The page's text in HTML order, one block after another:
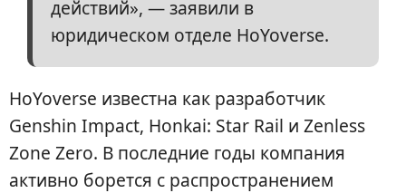
действий», — заявили в
юридическом отделе HoYoverse.
HoYoverse известна как разработчик
Genshin Impact, Honkai: Star Rail и Zenless
Zone Zero. В последние годы компания
активно борется с распространением